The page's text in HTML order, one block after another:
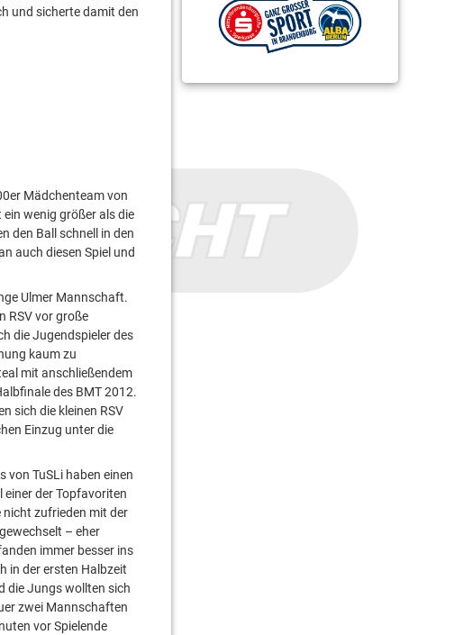
und sicherte damit den
Mädchenteam von
wenig größer als die
den Ball schnell in den
auch diesen Spiel und
Ulmer Mannschaft.
RSV vor große
die Jugendspieler des
kaum zu
mit anschließendem
des BMT 2012.
sich die kleinen RSV
Einzug unter die
von TuSLi haben einen
der Topfavoriten
nicht zufrieden mit der
– eher
immer besser ins
in der ersten Halbzeit
die Jungs wollten sich
zwei Mannschaften
vor Spielende